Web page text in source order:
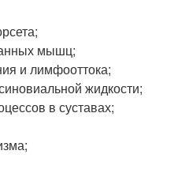
мышц;
и лимфооттока;
жидкости;
в суставах;